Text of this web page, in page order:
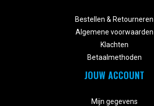
Bestellen & Retourneren
Algemene voorwaarden
Klachten
Betaalmethoden
JOUW ACCOUNT
Mijn gegevens